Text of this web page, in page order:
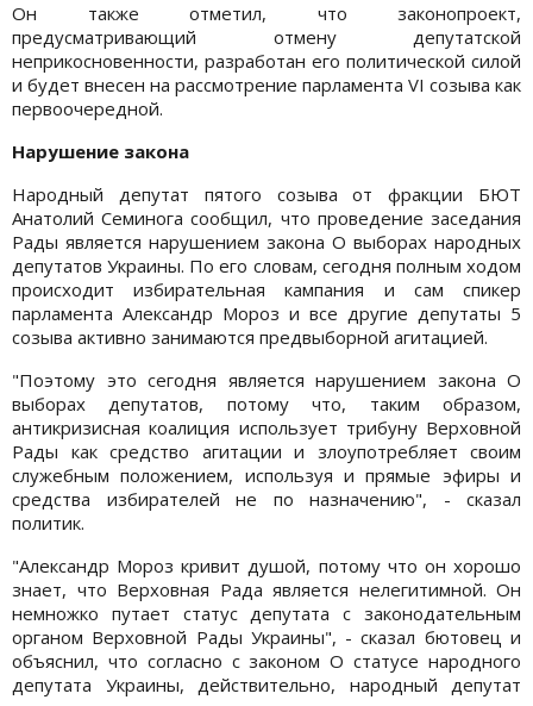
Он также отметил, что законопроект,
предусматривающий отмену депутатской
неприкосновенности, разработан его политической силой
и будет внесен на рассмотрение парламента VI созыва как
первоочередной.
Нарушение закона
Народный депутат пятого созыва от фракции БЮТ
Анатолий Семинога сообщил, что проведение заседания
Рады является нарушением закона О выборах народных
депутатов Украины. По его словам, сегодня полным ходом
происходит избирательная кампания и сам спикер
парламента Александр Мороз и все другие депутаты 5
созыва активно занимаются предвыборной агитацией.
"Поэтому это сегодня является нарушением закона О
выборах депутатов, потому что, таким образом,
антикризисная коалиция использует трибуну Верховной
Рады как средство агитации и злоупотребляет своим
служебным положением, используя и прямые эфиры и
средства избирателей не по назначению", - сказал
политик.
"Александр Мороз кривит душой, потому что он хорошо
знает, что Верховная Рада является нелегитимной. Он
немножко путает статус депутата с законодательным
органом Верховной Рады Украины", - сказал бютовец и
объяснил, что согласно с законом О статусе народного
депутата Украины, действительно, народный депутат